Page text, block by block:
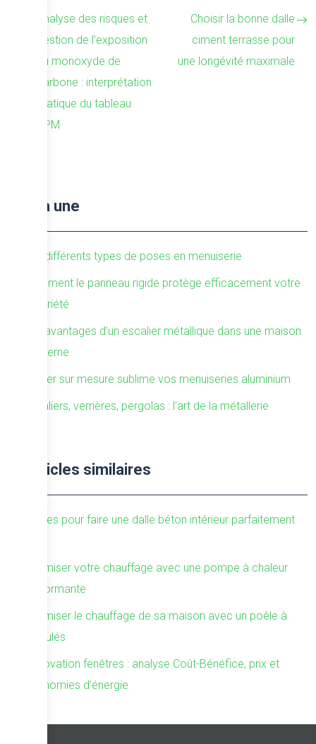
Analyse des risques et
gestion de l’exposition
au monoxyde de
carbone : interprétation
pratique du tableau
PPM
Choisir la bonne dalle
ciment terrasse pour
une longévité maximale
À la une
Les différents types de poses en menuiserie
Comment le panneau rigide protège efficacement votre
propriété
Les avantages d’un escalier métallique dans une maison
moderne
L’acier sur mesure sublime vos menuiseries aluminium
Escaliers, verrières, pergolas : l’art de la métallerie
Articles similaires
Étapes pour faire une dalle béton intérieur parfaitement
Optimiser votre chauffage avec une pompe à chaleur
performante
Optimiser le chauffage de sa maison avec un poêle à
granulés
Rénovation fenêtres : analyse Coût-Bénéfice, prix et
économies d’énergie